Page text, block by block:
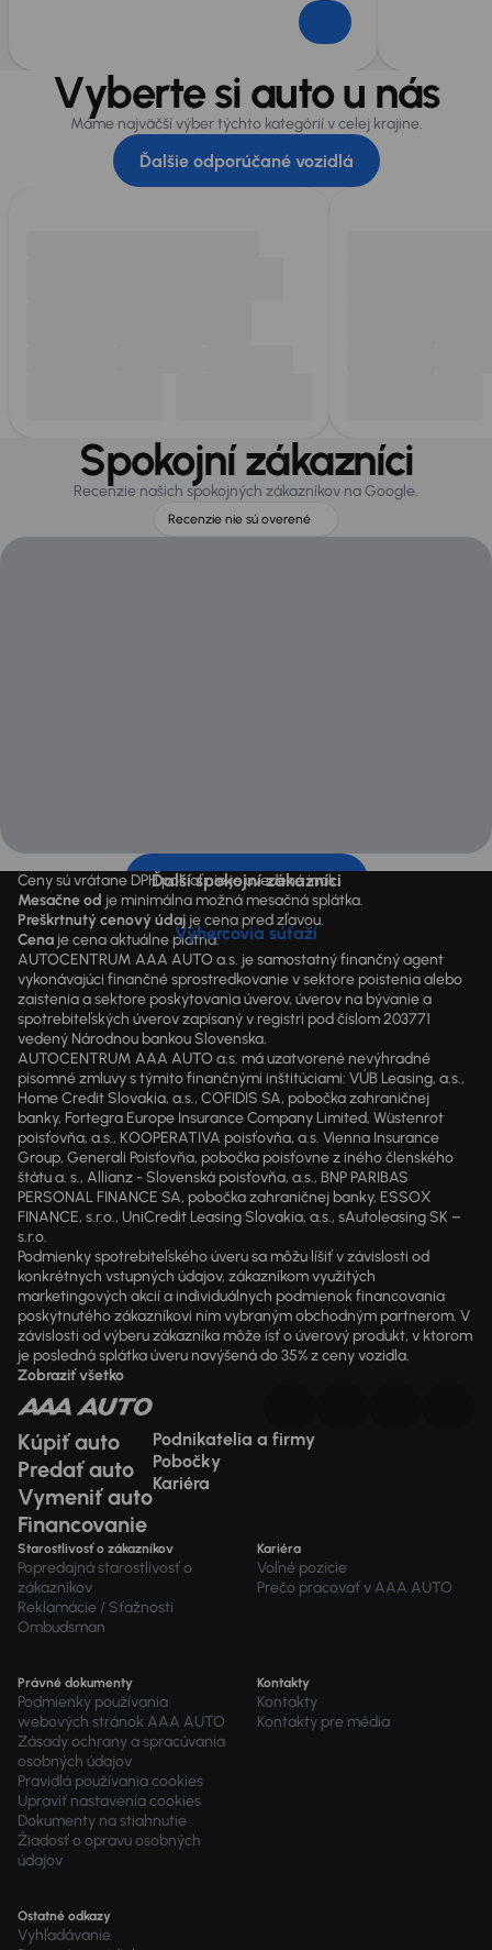
Vyberte si auto u nás
Máme najväčší výber týchto kategórií v celej krajine.
Ďalšie odporúčané vozidlá
Spokojní zákazníci
Recenzie našich spokojných zákazníkov na Google.
Recenzie nie sú overené
Ďalší spokojní zákazníci
Výhercovia súťaží
Ceny sú vrátane DPH pokiaľ nie je uvedené inak.
Mesačne od je minimálna možná mesačná splátka.
Preškrtnutý cenový údaj je cena pred zľavou.
Cena je cena aktuálne platná.
AUTOCENTRUM AAA AUTO a.s. je samostatný finančný agent
vykonávajúci finančné sprostredkovanie v sektore poistenia alebo
zaistenia a sektore poskytovania úverov, úverov na bývanie a
spotrebiteľských úverov zapísaný v registri pod číslom 203771
vedený Národnou bankou Slovenska.
AUTOCENTRUM AAA AUTO a.s. má uzatvorené nevýhradné
písomné zmluvy s týmito finančnými inštitúciami: VÚB Leasing, a.s.,
Home Credit Slovakia, a.s., COFIDIS SA, pobočka zahraničnej
banky, Fortegra Europe Insurance Company Limited, Wüstenrot
poisťovňa, a.s., KOOPERATIVA poisťovňa, a.s. Vienna Insurance
Group, Generali Poisťovňa, pobočka poisťovne z iného členského
štátu a. s., Allianz - Slovenská poisťovňa, a.s., BNP PARIBAS
PERSONAL FINANCE SA, pobočka zahraničnej banky, ESSOX
FINANCE, s.r.o., UniCredit Leasing Slovakia, a.s., sAutoleasing SK –
s.r.o.
Podmienky spotrebiteľského úveru sa môžu líšiť v závislosti od
konkrétnych vstupných údajov, zákazníkom využitých
marketingových akcií a individuálnych podmienok financovania
poskytnutého zákazníkovi ním vybraným obchodným partnerom. V
závislosti od výberu zákazníka môže ísť o úverový produkt, v ktorom
je posledná splátka úveru navýšená do 35% z ceny vozidla.
Zobraziť všetko
Kúpiť auto
Predať auto
Vymeniť auto
Financovanie
Podnikatelia a firmy
Pobočky
Kariéra
Starostlivosť o zákazníkov
Popredajná starostlivosť o
zákazníkov
Reklamácie / Sťažnosti
Ombudsman
Kariéra
Voľné pozície
Prečo pracovať v AAA AUTO
Právné dokumenty
Podmienky používania
webových stránok AAA AUTO
Zásady ochrany a spracúvania
osobných údajov
Pravidlá používania cookies
Upraviť nastavenia cookies
Dokumenty na stiahnutie
Žiadosť o opravu osobných
údajov
Kontakty
Kontakty
Kontakty pre média
Ostatné odkazy
Vyhľadávanie